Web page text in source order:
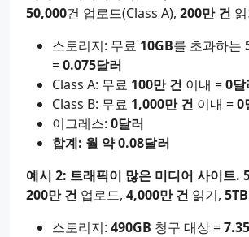
50,000건 업로드(Class A), 200만 건
스토리지: 무료 10GB를 초과하는
=0.075달러
Class A: 무료 100만 건 이내 =0달
Class B: 무료 1,000만 건 이내 =0
이그레스: 0달러
합계: 월 약 0.08달러
예시 2: 트래픽이 많은 미디어 사이트.
200만 건 업로드, 4,000만 건 읽기, 5TB
스토리지: 490GB 청구 대상 =